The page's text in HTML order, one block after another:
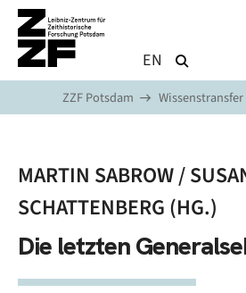
Direkt zum Inhalt
EN
ZZF Potsdam Wissenstransfer
MARTIN SABROW /
SCHATTENBERG (HG.)
Die letzten